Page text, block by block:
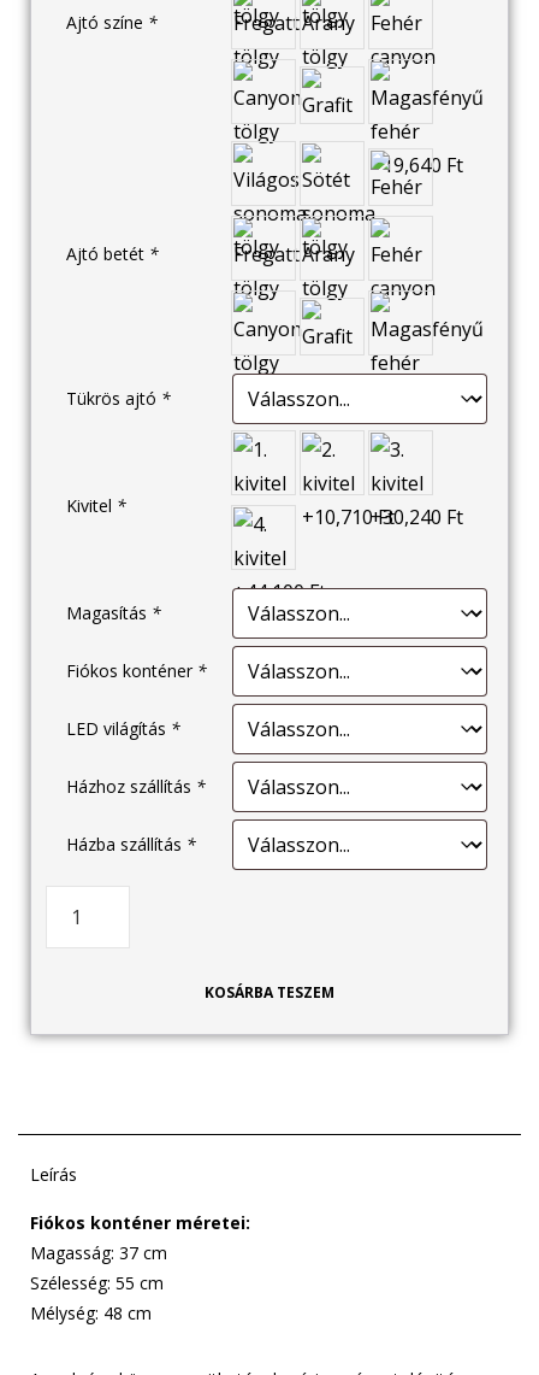
Ajtó színe *
Ajtó betét *
Tükrös ajtó *
Kivitel *
Magasítás *
Fiókos konténer *
LED világítás *
Házhoz szállítás *
Házba szállítás *
KOSÁRBA TESZEM
Leírás
Fiókos konténer méretei:
Magasság: 37 cm
Szélesség: 55 cm
Mélység: 48 cm